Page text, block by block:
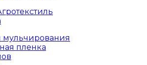
мульчирования
пленка